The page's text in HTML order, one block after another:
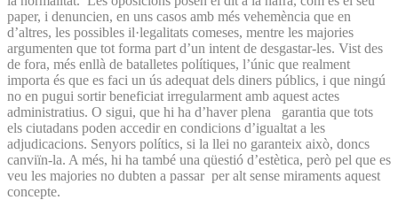
paper, i denuncien, en uns casos amb més vehemència que en
d’altres, les possibles il·legalitats comeses, mentre les majories
argumenten que tot forma part d’un intent de desgastar-les. Vist des
de fora, més enllà de batalletes polítiques, l’únic que realment
importa és que es faci un ús adequat dels diners públics, i que ningú
no en pugui sortir beneficiat irregularment amb aquest actes
administratius. O sigui, que hi ha d’haver plena garantia que tots
els ciutadans poden accedir en condicions d’igualtat a les
adjudicacions. Senyors polítics, si la llei no garanteix això, doncs
canviïn-la. A més, hi ha també una qüestió d’estètica, però pel que es
veu les majories no dubten a passar per alt sense miraments aquest
concepte.